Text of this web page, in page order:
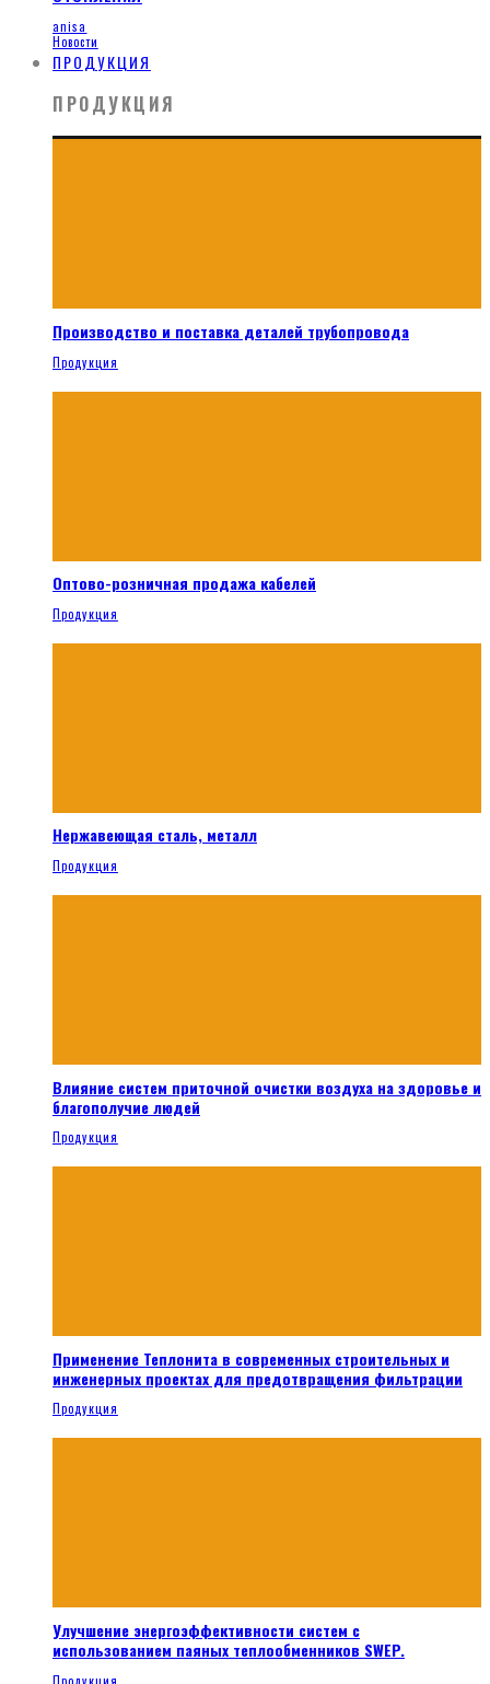
anisa
Новости
ПРОДУКЦИЯ
ПРОДУКЦИЯ
Производство и поставка деталей трубопровода
Продукция
Оптово-розничная продажа кабелей
Продукция
Нержавеющая сталь, металл
Продукция
Влияние систем приточной очистки воздуха на здоровье и
благополучие людей
Продукция
Применение Теплонита в современных строительных и
инженерных проектах для предотвращения фильтрации
Продукция
Улучшение энергоэффективности систем с
использованием паяных теплообменников SWEP.
Продукция